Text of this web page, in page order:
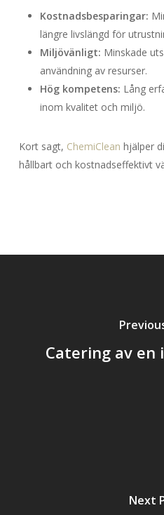
Kostnadsbesparingar:
längre livslängd för
Miljövänligt: Minskade
användning av resurser.
Hög kompetens: Lång
inom kvalitet och miljö.
Kort sagt, ChemiClean hjälper
hållbart och kostnadseffektivt
Catering av
Next